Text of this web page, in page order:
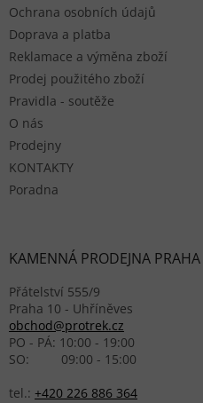
Ochrana osobních údajů
Doprava a platba
Reklamace a výměna zboží
Prodej použitého zboží
Pravidla - soutěže
O nás
Prodejny
KONTAKTY
Poradna
KAMENNÁ PRODEJNA PRAHA
Přátelství 555/9
Praha 10 - Uhříněves
obchod@protrek.cz
PO - PÁ: 10:00 - 19:00
SO: 09:00 - 15:00
tel.: +420 226 886 364